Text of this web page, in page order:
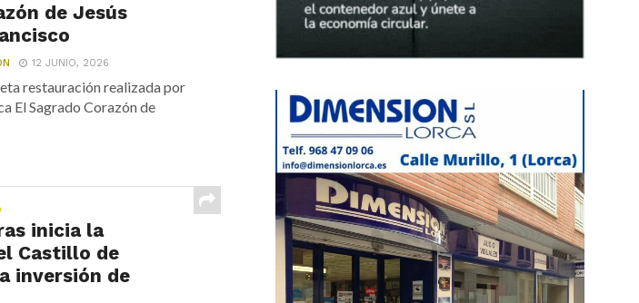
de Jesús
12 JUNIO, 2026
restauración realizada por
El Sagrado Corazón de
inicia la
Castillo de
inversión de